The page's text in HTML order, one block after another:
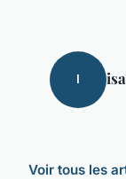
I
Voir tous les